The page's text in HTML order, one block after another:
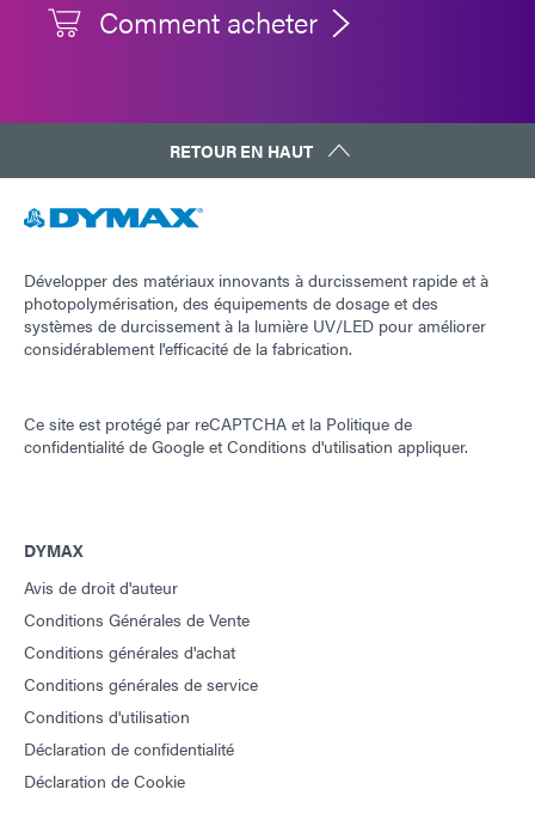
Comment acheter
RETOUR EN HAUT
Développer des matériaux innovants à durcissement rapide et à
photopolymérisation, des équipements de dosage et des
systèmes de durcissement à la lumière UV/LED pour améliorer
considérablement l'efficacité de la fabrication.
Ce site est protégé par reCAPTCHA et la Politique de
confidentialité de Google etConditions d'utilisation appliquer.
DYMAX
Avis de droit d'auteur
Conditions Générales de Vente
Conditions générales d'achat
Conditions générales de service
Conditions d'utilisation
Déclaration de confidentialité
Déclaration de Cookie